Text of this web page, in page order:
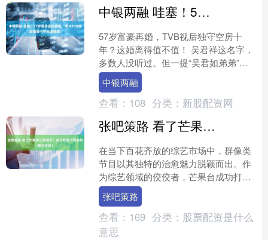
中银两融 哇塞！57岁香港富商再婚，曾与TVB视后隐婚十年分道扬镳！
57岁富豪再婚，TVB视后独守空房十
年？这婚离得值不值！ 吴君祥这名字，
多数人没听过。但一提“吴君如弟弟”，
港圈老粉立马清醒——哦，那个闷声发
大财的主儿。 57....
中银两融
查看： 108 分类： 新股配资网
张吧策路 看了芒果的三部综艺！终于知道了群像的魅力所在！
在当下百花齐放的综艺市场中，群像类
节目以其独特的治愈魅力脱颖而出。作
为综艺领域的佼佼者，芒果台成功打造
了再就业男团和南波万两大现象级组
合，展现了群像综艺的独特吸....
张吧策路
查看： 169 分类： 股票配资是什么
意思